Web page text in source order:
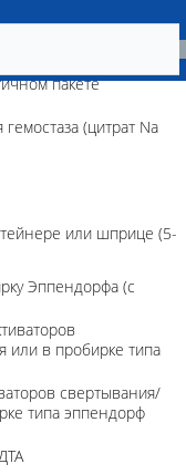
пакете
(цитрат Na
или шприце (5-
Эппендорфа (с
или в пробирке типа
свертывания/
типа эппендорф